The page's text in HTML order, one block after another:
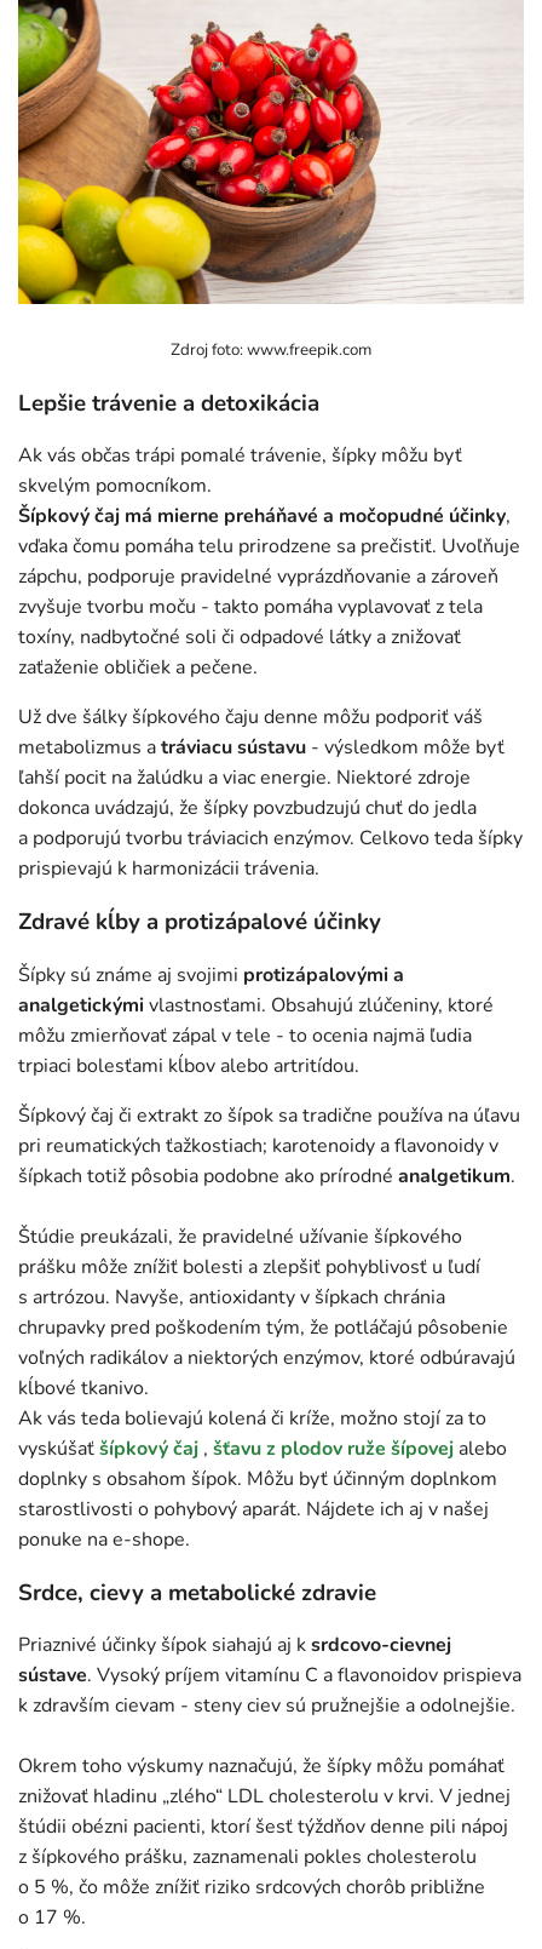
Zdroj foto: www.freepik.com
Lepšie trávenie a detoxikácia
Ak vás občas trápi pomalé trávenie, šípky môžu byť
skvelým pomocníkom.
Šípkový čaj má mierne preháňavé a močopudné účinky,
vďaka čomu pomáha telu prirodzene sa prečistiť. Uvoľňuje
zápchu, podporuje pravidelné vyprázdňovanie a zároveň
zvyšuje tvorbu moču - takto pomáha vyplavovať z tela
toxíny, nadbytočné soli či odpadové látky a znižovať
zaťaženie obličiek a pečene.
Už dve šálky šípkového čaju denne môžu podporiť váš
metabolizmus atráviacu sústavu - výsledkom môže byť
ľahší pocit na žalúdku a viac energie. Niektoré zdroje
dokonca uvádzajú, že šípky povzbudzujú chuť do jedla
a podporujú tvorbu tráviacich enzýmov. Celkovo teda šípky
prispievajú k harmonizácii trávenia.
Zdravé kĺby a protizápalové účinky
Šípky sú známe aj svojimi protizápalovými a
analgetickýmivlastnosťami. Obsahujú zlúčeniny, ktoré
môžu zmierňovať zápal v tele - to ocenia najmä ľudia
trpiaci bolesťami kĺbov alebo artritídou.
Šípkový čaj či extrakt zo šípok sa tradične používa na úľavu
pri reumatických ťažkostiach; karotenoidy a flavonoidy v
šípkach totiž pôsobia podobne ako prírodné analgetikum.
Štúdie preukázali, že pravidelné užívanie šípkového
prášku môže znížiť bolesti a zlepšiť pohyblivosť u ľudí
s artrózou. Navyše, antioxidanty v šípkach chránia
chrupavky pred poškodením tým, že potláčajú pôsobenie
voľných radikálov a niektorých enzýmov, ktoré odbúravajú
kĺbové tkanivo.
Ak vás teda bolievajú kolená či kríže, možno stojí za to
vyskúšaťšípkový čaj , šťavu z plodov ruže šípovej alebo
doplnky s obsahom šípok. Môžu byť účinným doplnkom
starostlivosti o pohybový aparát. Nájdete ich aj v našej
ponuke na e-shope.
Srdce, cievy a metabolické zdravie
Priaznivé účinky šípok siahajú aj ksrdcovo-cievnej
sústave. Vysoký príjem vitamínu C a flavonoidov prispieva
k zdravším cievam - steny ciev sú pružnejšie a odolnejšie.
Okrem toho výskumy naznačujú, že šípky môžu pomáhať
znižovať hladinu „zlého“ LDL cholesterolu v krvi. V jednej
štúdii obézni pacienti, ktorí šesť týždňov denne pili nápoj
z šípkového prášku, zaznamenali pokles cholesterolu
o 5 %, čo môže znížiť riziko srdcových chorôb približne
o 17 %.